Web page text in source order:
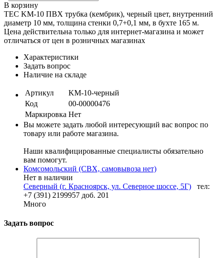
В корзину
TEC KM-10 ПВХ трубка (кембрик), черный цвет, внутренний
диаметр 10 мм, толщина стенки 0,7+0,1 мм, в бухте 165 м.
Цена действительна только для интернет-магазина и может
отличаться от цен в розничных магазинах
Характеристики
Задать вопрос
Наличие на складе
Артикул
KM-10-черный
Код
00-00000476
Маркировка Нет
Вы можете задать любой интересующий вас вопрос по
товару или работе магазина.
Наши квалифицированные специалисты обязательно
вам помогут.
Комсомольский (СВХ, самовывоза нет)
Нет в наличии
Северный (г. Красноярск, ул. Северное шоссе, 5Г)
тел:
+7 (391) 2199957 доб. 201
Много
Задать вопрос